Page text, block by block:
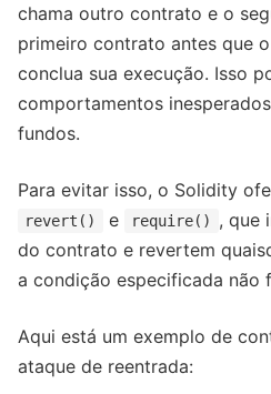
chama outro contrato e o
primeiro contrato antes que
conclua sua execução. Isso
comportamentos
fundos.
Para evitar isso, o Solidity
revert() e require()
, que
do contrato e revertem
a condição especificada não
Aqui está um exemplo de
ataque de reentrada: